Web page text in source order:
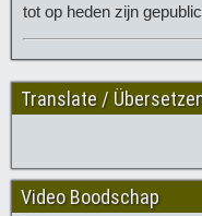
tot op heden zijn
Translate /
Video Boodschap